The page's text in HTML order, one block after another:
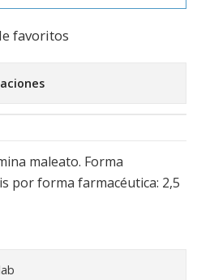
favoritos
maleato. Forma
por forma farmacéutica: 2,5